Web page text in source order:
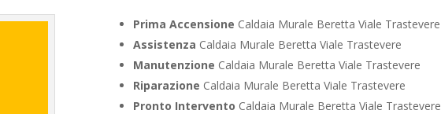
Prima Accensione Caldaia Murale Beretta Viale Trastevere
Assistenza Caldaia Murale Beretta Viale Trastevere
Manutenzione Caldaia Murale Beretta Viale Trastevere
Riparazione Caldaia Murale Beretta Viale Trastevere
Pronto Intervento Caldaia Murale Beretta Viale Trastevere